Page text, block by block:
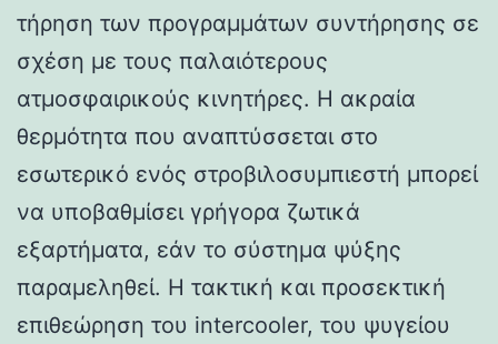
τήρηση των προγραμμάτων συντήρησης σε
σχέση με τους παλαιότερους
ατμοσφαιρικούς κινητήρες. Η ακραία
θερμότητα που αναπτύσσεται στο
εσωτερικό ενός στροβιλοσυμπιεστή μπορεί
να υποβαθμίσει γρήγορα ζωτικά
εξαρτήματα, εάν το σύστημα ψύξης
παραμεληθεί. Η τακτική και προσεκτική
επιθεώρηση του intercooler, του ψυγείου